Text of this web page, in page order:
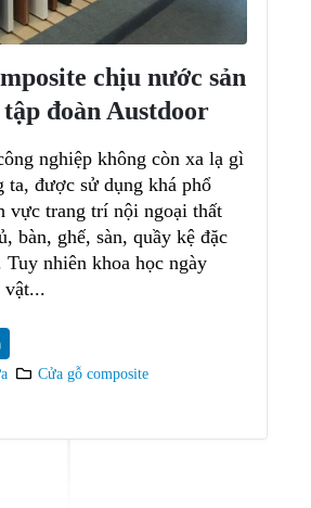
chịu nước sản
đoàn Austdoor
nghiệp không còn xa lạ gì
ta, được sử dụng khá phổ
vực trang trí nội ngoại thất
bàn, ghế, sàn, quầy kệ đặc
Tuy nhiên khoa học ngày
vật...
Cửa gỗ composite